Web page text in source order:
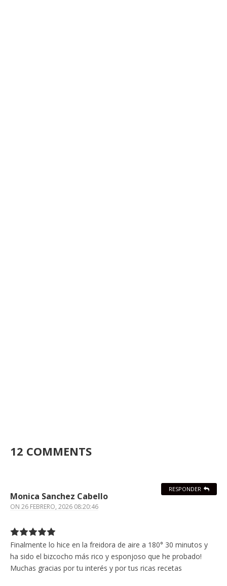
12 COMMENTS
Monica Sanchez Cabello
ON 26 FEBRERO, 2026 08:20:46
Finalmente lo hice en la freidora de aire a 180° 30 minutos y
ha sido el bizcocho más rico y esponjoso que he probado!
Muchas gracias por tu interés y por tus ricas recetas
RESPONDER